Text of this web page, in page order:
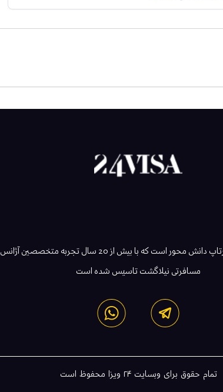
24 ویزا یک استارتاپ دانش محور است که با بیش از 20 سال تجربه متخصصین آژانس
مسافرتی نیلاگشت تاسیس شده است
تمام حقوق برای وبسایت۲۴ ویزا محفوظ است